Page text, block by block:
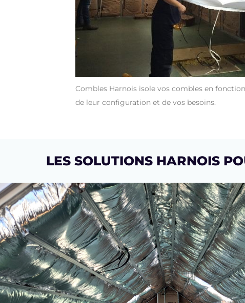
Combles Harnois isole vos combles en fonction
de leur configuration et de vos besoins.
LES SOLUTIONS HARNOIS